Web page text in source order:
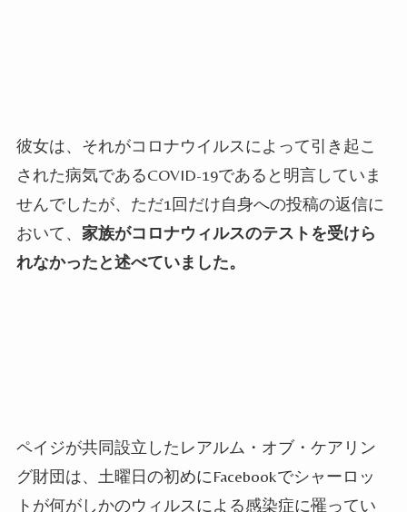
彼女は、それがコロナウイルスによって引き起こ
された病気であるCOVID-19であると明言していま
せんでしたが、ただ1回だけ自身への投稿の返信に
おいて、 家族がコロナウィルスのテストを受けら
れなかったと述べていました。
ペイジが共同設立したレアルム・オブ・ケアリン
グ財団は、土曜日の初めにFacebookでシャーロッ
トが何がしかのウィルスによる感染症に罹ってい